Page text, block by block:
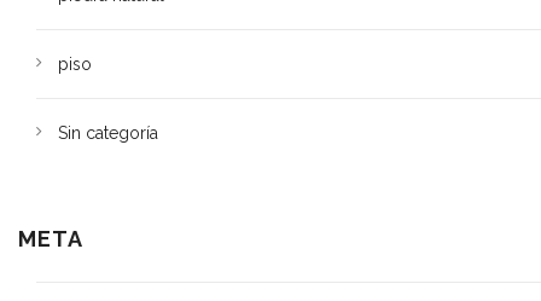
piso
Sin categoría
META